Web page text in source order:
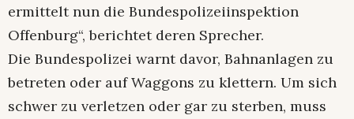
ermittelt nun die Bundespolizeiinspektion
Offenburg“, berichtet deren Sprecher.
Die Bundespolizei warnt davor, Bahnanlagen zu
betreten oder auf Waggons zu klettern. Um sich
schwer zu verletzen oder gar zu sterben, muss